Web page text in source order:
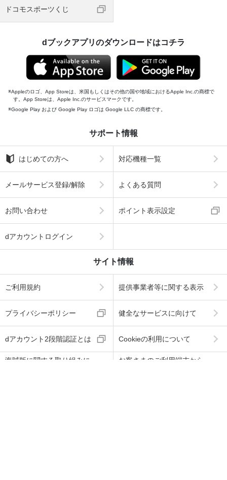
ドコモスポーツくじ
dブックアプリのダウンロードはコチラ
Appleのロゴ、App Storeは、米国もしくはその他の国や地域におけるApple Inc.の商標で
す。App Storeは、Apple Inc.のサービスマークです。
Google Play および Google Play ロゴは Google LLC の商標です。
サポート情報
はじめての方へ 対応機種一覧
メールサービス登録/解除 よくある質問
お問い合わせ ポイント表示設定
dアカウントログイン
サイト情報
ご利用規約 提供事業者等に関する表示
プライバシーポリシー 健全なサービスに向けて
dアカウント2段階認証とは Cookieの利用について
海賊版に関する取り組みに
お客さまのご利用端末から